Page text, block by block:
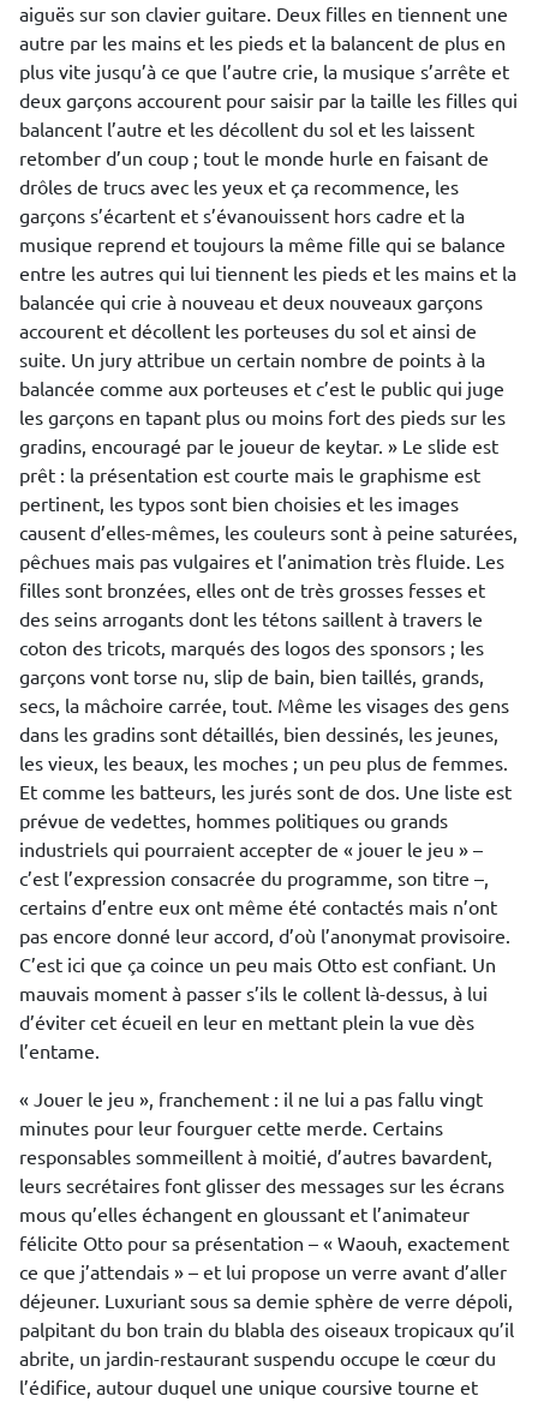
aiguës sur son clavier guitare. Deux filles en tiennent une
autre par les mains et les pieds et la balancent de plus en
plus vite jusqu’à ce que l’autre crie, la musique s’arrête et
deux garçons accourent pour saisir par la taille les filles qui
balancent l’autre et les décollent du sol et les laissent
retomber d’un coup ; tout le monde hurle en faisant de
drôles de trucs avec les yeux et ça recommence, les
garçons s’écartent et s’évanouissent hors cadre et la
musique reprend et toujours la même fille qui se balance
entre les autres qui lui tiennent les pieds et les mains et la
balancée qui crie à nouveau et deux nouveaux garçons
accourent et décollent les porteuses du sol et ainsi de
suite. Un jury attribue un certain nombre de points à la
balancée comme aux porteuses et c’est le public qui juge
les garçons en tapant plus ou moins fort des pieds sur les
gradins, encouragé par le joueur de keytar. » Le slide est
prêt : la présentation est courte mais le graphisme est
pertinent, les typos sont bien choisies et les images
causent d’elles-mêmes, les couleurs sont à peine saturées,
pêchues mais pas vulgaires et l’animation très fluide. Les
filles sont bronzées, elles ont de très grosses fesses et
des seins arrogants dont les tétons saillent à travers le
coton des tricots, marqués des logos des sponsors ; les
garçons vont torse nu, slip de bain, bien taillés, grands,
secs, la mâchoire carrée, tout. Même les visages des gens
dans les gradins sont détaillés, bien dessinés, les jeunes,
les vieux, les beaux, les moches ; un peu plus de femmes.
Et comme les batteurs, les jurés sont de dos. Une liste est
prévue de vedettes, hommes politiques ou grands
industriels qui pourraient accepter de « jouer le jeu » –
c’est l’expression consacrée du programme, son titre –,
certains d’entre eux ont même été contactés mais n’ont
pas encore donné leur accord, d’où l’anonymat provisoire.
C’est ici que ça coince un peu mais Otto est confiant. Un
mauvais moment à passer s’ils le collent là-dessus, à lui
d’éviter cet écueil en leur en mettant plein la vue dès
l’entame.
« Jouer le jeu », franchement : il ne lui a pas fallu vingt
minutes pour leur fourguer cette merde. Certains
responsables sommeillent à moitié, d’autres bavardent,
leurs secrétaires font glisser des messages sur les écrans
mous qu’elles échangent en gloussant et l’animateur
félicite Otto pour sa présentation – « Waouh, exactement
ce que j’attendais » – et lui propose un verre avant d’aller
déjeuner. Luxuriant sous sa demie sphère de verre dépoli,
palpitant du bon train du blabla des oiseaux tropicaux qu’il
abrite, un jardin-restaurant suspendu occupe le cœur du
l’édifice, autour duquel une unique coursive tourne et